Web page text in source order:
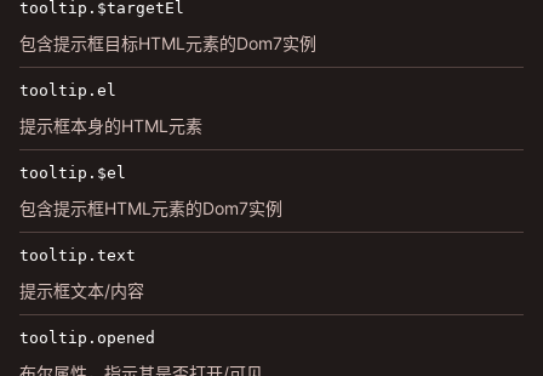
tooltip.$targetEl
包含提示框目标HTML元素的Dom7实例
tooltip.el
提示框本身的HTML元素
tooltip.$el
包含提示框HTML元素的Dom7实例
tooltip.text
提示框文本/内容
tooltip.opened